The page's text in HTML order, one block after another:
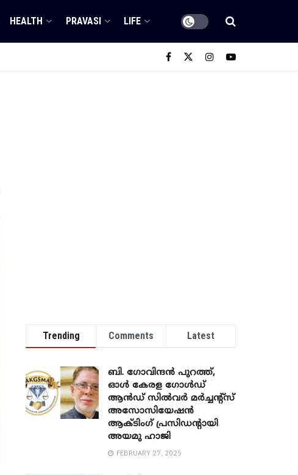
HEALTH PRAVASI LIFE
Trending Comments Latest
ബി. ​ഗോവിന്ദൻ പുറത്ത്,
ഓൾ കേരള ഗോൾഡ്
ആൻഡ് സിൽവർ മർച്ചന്റ്സ്
അസോസിയേഷൻ
ആക്ടിംഗ് പ്രസിഡന്റായി
അയമു ഹാജി
FEBRUARY 27, 2025